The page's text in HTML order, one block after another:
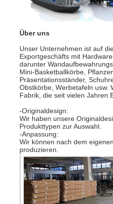
Über uns
Unser Unternehmen ist auf
Exportgeschäfts mit
darunter
Mini-Basketballkörbe,
Präsentationsständer,
Obstkörbe, Werbetafeln usw.
Fabrik, die seit vielen Jahren
-Originaldesign:
Wir haben unsere
Produkttypen zur Auswahl.
-Anpassung:
Wir können nach dem
produzieren.